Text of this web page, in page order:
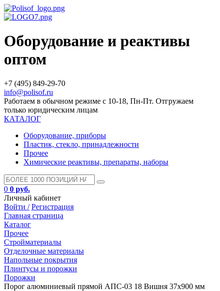
Оборудование и реактивы
оптом
+7 (495) 849-29-70
info@polisof.ru
Работаем в обычном режиме с 10-18, Пн-Пт. Отгружаем
только юридическим лицам
КАТАЛОГ
Оборудование, приборы
Пластик, стекло, принадлежности
Прочее
Химические реактивы, препараты, наборы
0 0 руб.
Личный кабинет
Войти / Регистрация
Главная страница
Каталог
Прочее
Стройматериалы
Отделочные материалы
Напольные покрытия
Плинтусы и порожки
Порожки
Порог алюминиевый прямой АПС-03 18 Вишня 37x900 мм